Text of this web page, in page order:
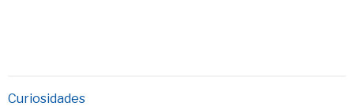
Curiosidades